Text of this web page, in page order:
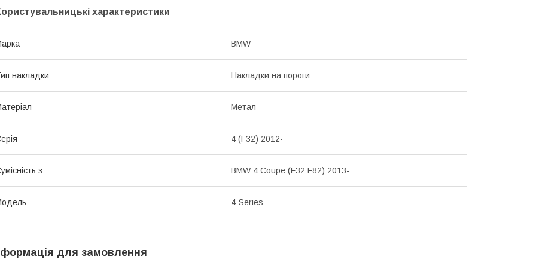
характеристики
BMW
накладки Накладки на пороги
Метал
4 (F32) 2012-
з: BMW 4 Coupe (F32 F82) 2013-
4-Series
для замовлення